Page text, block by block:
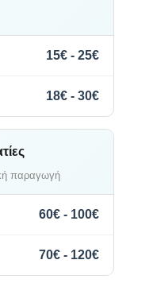
15€ - 25€
18€ - 30€
παραγωγή
60€ - 100€
70€ - 120€